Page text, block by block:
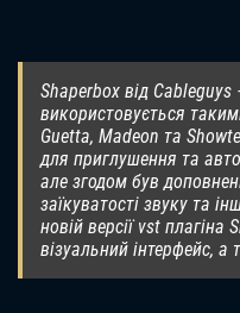
Shaperbox від Cableguys
використовується
Guetta, Madeon та
для приглушення та
але згодом був
заїкуватості звуку та
новій версії vst
візуальний інтерфейс, а